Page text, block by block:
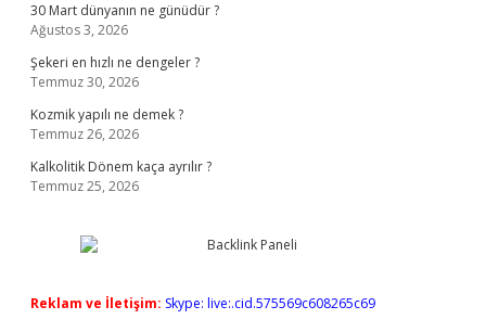
30 Mart dünyanın ne günüdür ?
Ağustos 3, 2026
Şekeri en hızlı ne dengeler ?
Temmuz 30, 2026
Kozmik yapılı ne demek ?
Temmuz 26, 2026
Kalkolitik Dönem kaça ayrılır ?
Temmuz 25, 2026
Reklam ve İletişim: Skype: live:.cid.575569c608265c69